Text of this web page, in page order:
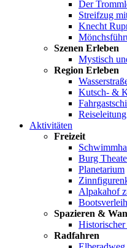
Der
Streifzug
Knecht
Szenen Erleben
Mystisch
Region Erleben
Kutsch- &
Reiseleitung
Aktivitäten
Freizeit
Burg
Planetarium
Alpakahof
Bootsverleih
Spazieren &
Historischer
Radfahren